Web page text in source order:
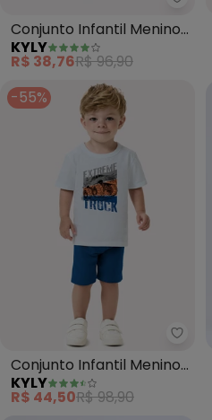
Kyly
Conjunto Infantil Menino
Tubarão (Branco)
KYLY
R$ 38,76R$ 96,90
-55%
Kyly
Conjunto Infantil Menino
Estampa (Branco)
KYLY
R$ 44,50R$ 98,90